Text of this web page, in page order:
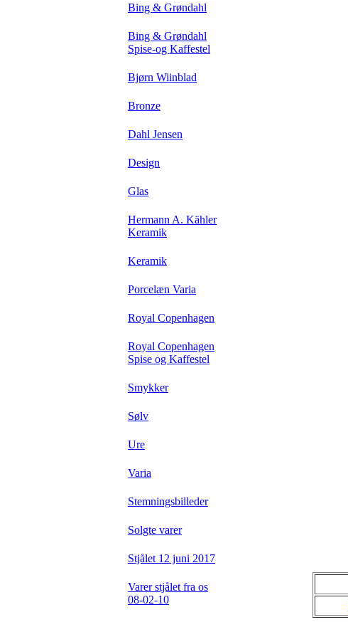
Bing & Grøndahl
Bing & Grøndahl
Spise-og Kaffestel
Bjørn Wiinblad
Bronze
Dahl Jensen
Design
Glas
Hermann A. Kähler
Keramik
Keramik
Porcelæn Varia
Royal Copenhagen
Royal Copenhagen
Spise og Kaffestel
Smykker
Sølv
Ure
Varia
Stemningsbilleder
Solgte varer
Stjålet 12 juni 2017
Varer stjålet fra os
08-02-10